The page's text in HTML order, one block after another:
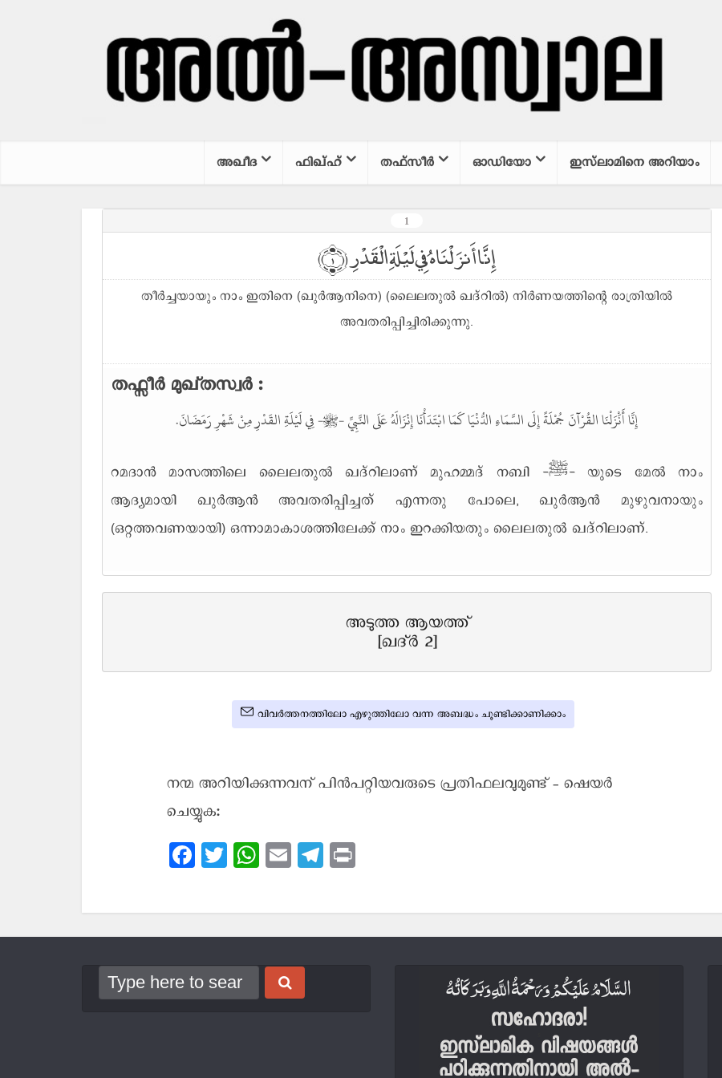
അഖീദ ഫിഖ്ഹ് തഫ്സീര്‍ ഓഡിയോ ഇസ്‌ലാമിനെ അറിയാം
1
إِنَّا أَنزَلْنَاهُ فِي لَيْلَةِ الْقَدْرِ ﴿١﴾
തീർച്ചയായും നാം ഇതിനെ (ഖുർആനിനെ) (ലൈലതുൽ ഖദ്റിൽ) നിർണയത്തിന്റെ രാത്രിയിൽ
അവതരിപ്പിച്ചിരിക്കുന്നു.
തഫ്സീർ മുഖ്തസ്വർ :
إِنَّا أَنَْزَلْنَا القُرْآنَ جُمْلَةً إِلَى السَّمَاءِ الدُّنْيَا كَمَا ابْتَدَأْنَا إِنْزَالَهُ عَلَى النَّبِيِّ -ﷺ- فِي لَيْلَةِ القَدْرِ مِنْ شَهْرِ رَمَضَانَ.
റമദാൻ മാസത്തിലെ ലൈലതുൽ ഖദ്റിലാണ് മുഹമ്മദ് നബി -ﷺ- യുടെ മേൽ നാം
ആദ്യമായി ഖുർആൻ അവതരിപ്പിച്ചത് എന്നതു പോലെ, ഖുർആൻ മുഴുവനായും
(ഒറ്റത്തവണയായി) ഒന്നാമാകാശത്തിലേക്ക് നാം ഇറക്കിയതും ലൈലതുൽ ഖദ്റിലാണ്.
അടുത്ത ആയത്ത്
[ഖദ്ർ 2]
വിവർത്തനത്തിലോ എഴുത്തിലോ വന്ന അബദ്ധം ചൂണ്ടിക്കാണിക്കാം
നന്മ അറിയിക്കുന്നവന് പിന്‍പറ്റിയവരുടെ പ്രതിഫലവുമുണ്ട് - ഷെയര്‍
ചെയ്യുക:
Facebook
TwitterWhatsApp
EmailTelegram